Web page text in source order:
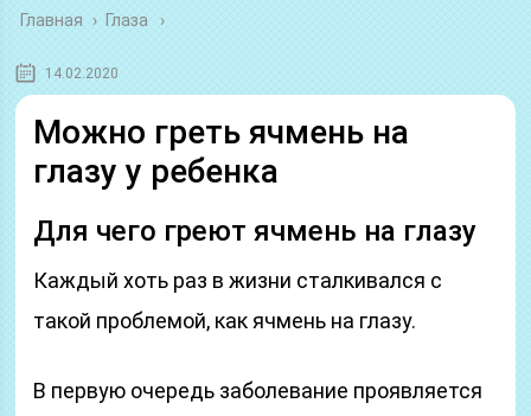
Главная › Глаза
14.02.2020
Можно греть ячмень на
глазу у ребенка
Для чего греют ячмень на глазу
Каждый хоть раз в жизни сталкивался с
такой проблемой, как ячмень на глазу.
В первую очередь заболевание проявляется